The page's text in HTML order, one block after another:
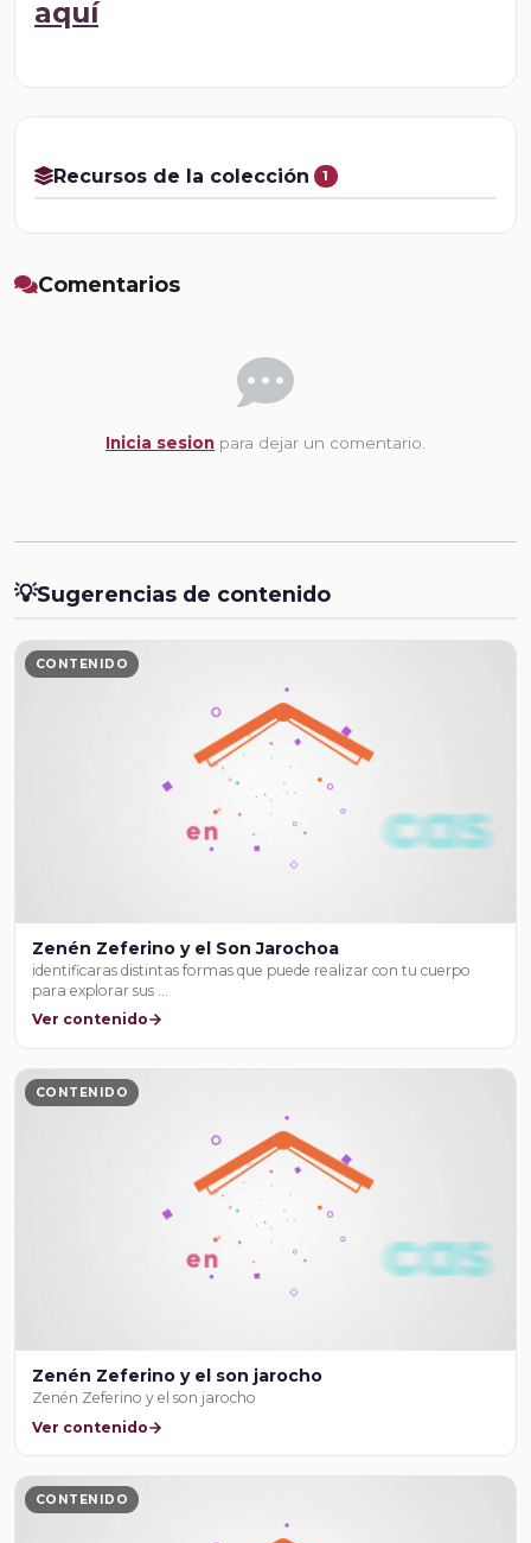
aquí
Recursos de la colección 1
Comentarios
Inicia sesion para dejar un comentario.
💡Sugerencias de contenido
CONTENIDO
Zenén Zeferino y el Son Jarochoa
identificaras distintas formas que puede realizar con tu cuerpo
para explorar sus …
Ver contenido
CONTENIDO
Zenén Zeferino y el son jarocho
Zenén Zeferino y el son jarocho
Ver contenido
CONTENIDO